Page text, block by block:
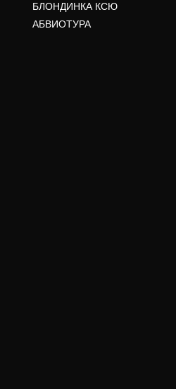
БЛОНДИНКА КСЮ
АБВИОТУРА